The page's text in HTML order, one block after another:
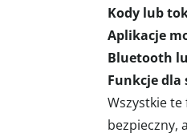
Kody lub
Aplikacje
Bluetooth
Funkcje dla
Wszystkie
bezpieczny,